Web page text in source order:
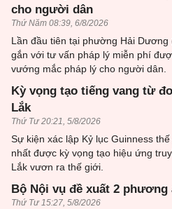
cho người dân
Thứ Năm 08:39, 6/8/2026
Lần đầu tiên tại phường Hải
gắn với tư vấn pháp lý miễn phí
vướng mắc pháp lý cho người dân.
Kỳ vọng tạo tiếng vang từ
Lắk
Thứ Tư 20:21, 5/8/2026
Sự kiện xác lập Kỷ lục Guinness
nhất được kỳ vọng tạo hiệu ứng
Lắk vươn ra thế giới.
Bộ Nội vụ đề xuất 2 phương
Thứ Tư 15:27, 5/8/2026